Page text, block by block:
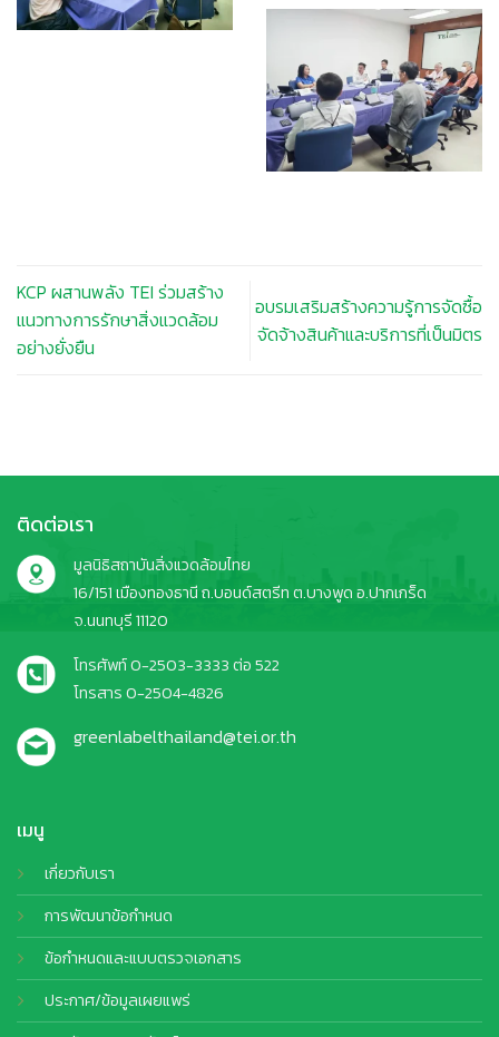
KCP ผสานพลัง TEI ร่วมสร้าง
แนวทางการรักษาสิ่งแวดล้อม
อย่างยั่งยืน
อบรมเสริมสร้างความรู้การจัดซื้อ
จัดจ้างสินค้าและบริการที่เป็นมิตร
เมนู
เกี่ยวกับเรา
การพัฒนาข้อกำหนด
ข้อกำหนดและแบบตรวจเอกสาร
ประกาศ/ข้อมูลเผยแพร่
ติดต่อเรา
มูลนิธิสถาบันสิ่งแวดล้อมไทย
16/151 เมืองทองธานี ถ.บอนด์สตรีท ต.บางพูด อ.ปากเกร็ด
จ.นนทบุรี 11120
โทรศัพท์ 0-2503-3333 ต่อ 522
โทรสาร 0-2504-4826
greenlabelthailand@tei.or.th